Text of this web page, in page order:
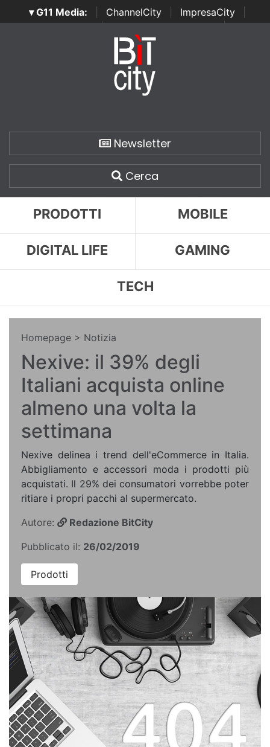
▾ G11 Media: ChannelCity ImpresaCity
SecurityOpenLab | Italian Channel Awards | Italian
Italian Security Awards
Newsletter
Cerca
PRODOTTI MOBILE
DIGITAL LIFE GAMING
TECH
Homepage > Notizia
Nexive: il 39% degli
Italiani acquista online
almeno una volta la
settimana
Nexive delinea i trend dell'eCommerce in Italia.
Abbigliamento e accessori moda i prodotti più
acquistati. Il 29% dei consumatori vorrebbe poter
ritiare i propri pacchi al supermercato.
Autore:
Redazione BitCity
Pubblicato il: 26/02/2019
Prodotti